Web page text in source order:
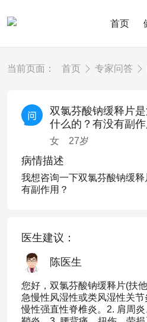
首页
当前页面： 首页 专家问答
双氯芬酸钠缓释片
什么的？有没有副作
女 27岁
病情描述
我想咨询一下双氯芬酸钠缓
有副作用？
医生建议：
陈医生
您好，双氯芬酸钠缓释片(扶
急慢性风湿性或类风湿性关
慢性强直性脊椎炎。2. 肩周